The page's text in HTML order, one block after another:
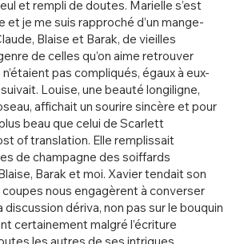
et rempli de doutes. Marielle s’est
et je me suis rapproché d’un mange-
Blaise et Barak, de vieilles
de celles qu’on aime retrouver
pas compliqués, égaux à eux-
Louise, une beauté longiligne,
affichait un sourire sincère et pour
beau que celui de Scarlett
of translation. Elle remplissait
de champagne des soiffards
Barak et moi. Xavier tendait son
coupes nous engagèrent à converser
dériva, non pas sur le bouquin
certainement malgré l’écriture